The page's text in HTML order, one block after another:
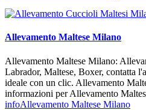
Allevamento Maltese Milano
Allevamento Maltese Milano:
Labrador, Maltese, Boxer, contatta
ideale con un clic. Allevamento
informazioni per Allevamento
infoAllevamento Maltese Milano